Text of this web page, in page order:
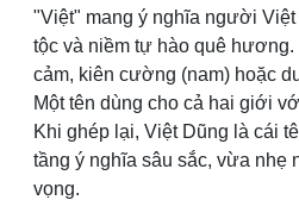
"Việt" mang ý nghĩa người Việt
tộc và niềm tự hào quê
cảm, kiên cường (nam) hoặc
Một tên dùng cho cả hai giới
Khi ghép lại, Việt Dũng là cái
tầng ý nghĩa sâu sắc, vừa nhẹ
vọng.